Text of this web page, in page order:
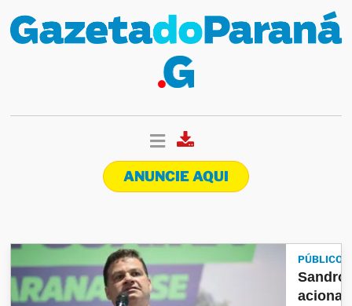
ANUNCIE AQUI
PÚBLICO
Sandro
aciona